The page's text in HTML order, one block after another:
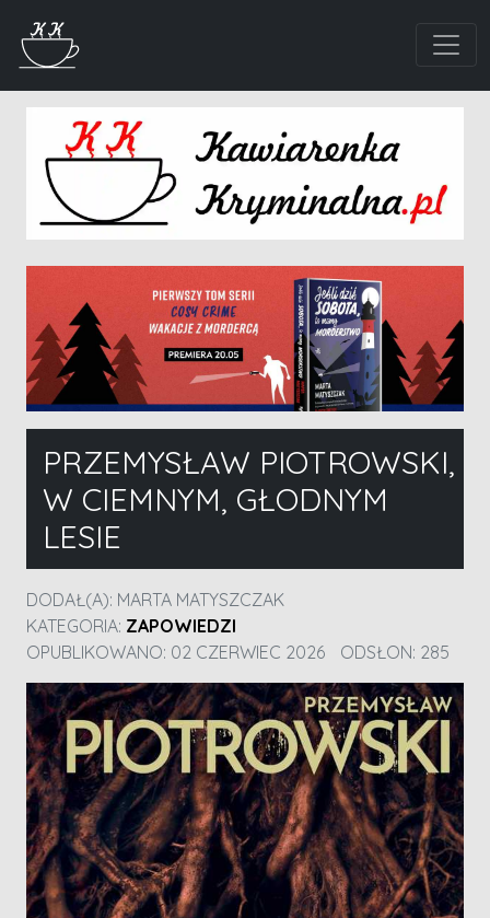
PRZEMYSŁAW PIOTROWSKI,
W CIEMNYM, GŁODNYM
LESIE
DODAŁ(A): MARTA MATYSZCZAK
KATEGORIA: ZAPOWIEDZI
OPUBLIKOWANO: 02 CZERWIEC 2026
ODSŁON: 285